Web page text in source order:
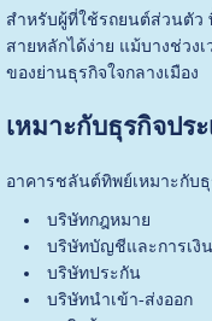
สำหรับผู้ที่ใช้รถยนต์ส่วนตัว
สายหลักได้ง่าย แม้บางช่วง
ของย่านธุรกิจใจกลางเมือง
เหมาะกับธุรกิจปร
อาคารชลันต์ทิพย์เหมาะกับ
บริษัทกฎหมาย
บริษัทบัญชีและการเงิน
บริษัทประกัน
บริษัทนำเข้า-ส่งออก